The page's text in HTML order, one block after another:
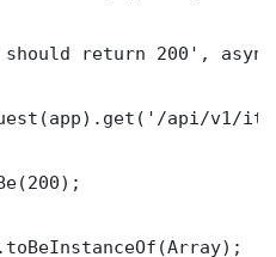
return 200',
api/v1/